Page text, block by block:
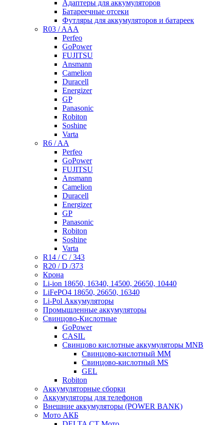
Адаптеры для аккумуляторов
Батареечные отсеки
Футляры для аккумуляторов и батареек
R03 / AAA
Perfeo
GoPower
FUJITSU
Ansmann
Camelion
Duracell
Energizer
GP
Panasonic
Robiton
Soshine
Varta
R6 / AA
Perfeo
GoPower
FUJITSU
Ansmann
Camelion
Duracell
Energizer
GP
Panasonic
Robiton
Soshine
Varta
R14 / C / 343
R20 / D /373
Крона
Li-ion 18650, 16340, 14500, 26650, 10440
LiFePO4 18650, 26650, 16340
Li-Pol Аккумуляторы
Промышленные аккумуляторы
Свинцово-Кислотные
GoPower
CASIL
Свинцово кислотные аккумуляторы MNB
Cвинцово-кислотный MM
Cвинцово-кислотный MS
GEL
Robiton
Аккумуляторные сборки
Аккумуляторы для телефонов
Внешние аккумуляторы (POWER BANK)
Мото АКБ